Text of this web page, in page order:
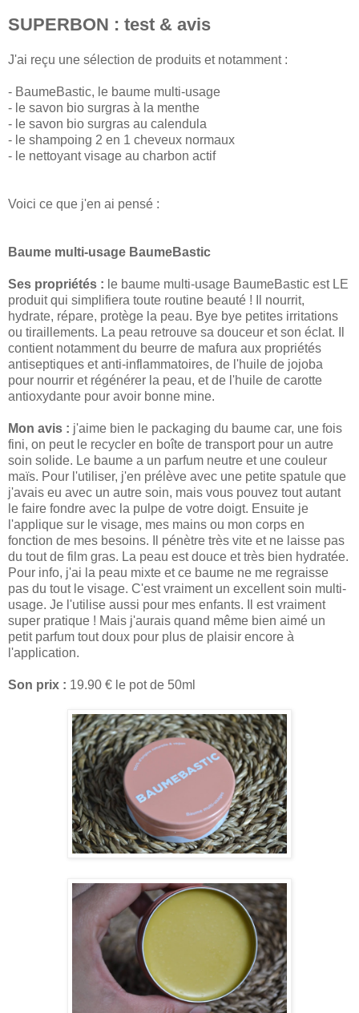
SUPERBON : test & avis
J'ai reçu une sélection de produits et notamment :
- BaumeBastic, le baume multi-usage
- le savon bio surgras à la menthe
- le savon bio surgras au calendula
- le shampoing 2 en 1 cheveux normaux
- le nettoyant visage au charbon actif
Voici ce que j'en ai pensé :
Baume multi-usage BaumeBastic
Ses propriétés : le baume multi-usage BaumeBastic est LE
produit qui simplifiera toute routine beauté ! Il nourrit,
hydrate, répare, protège la peau. Bye bye petites irritations
ou tiraillements. La peau retrouve sa douceur et son éclat. Il
contient notamment du beurre de mafura aux propriétés
antiseptiques et anti-inflammatoires, de l'huile de jojoba
pour nourrir et régénérer la peau, et de l'huile de carotte
antioxydante pour avoir bonne mine.
Mon avis : j'aime bien le packaging du baume car, une fois
fini, on peut le recycler en boîte de transport pour un autre
soin solide. Le baume a un parfum neutre et une couleur
maïs. Pour l'utiliser, j'en prélève avec une petite spatule que
j'avais eu avec un autre soin, mais vous pouvez tout autant
le faire fondre avec la pulpe de votre doigt. Ensuite je
l'applique sur le visage, mes mains ou mon corps en
fonction de mes besoins. Il pénètre très vite et ne laisse pas
du tout de film gras. La peau est douce et très bien hydratée.
Pour info, j'ai la peau mixte et ce baume ne me regraisse
pas du tout le visage. C'est vraiment un excellent soin multi-
usage. Je l'utilise aussi pour mes enfants. Il est vraiment
super pratique ! Mais j'aurais quand même bien aimé un
petit parfum tout doux pour plus de plaisir encore à
l'application.
Son prix : 19.90 € le pot de 50ml